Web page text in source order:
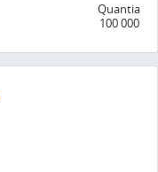
Quantia
100 000